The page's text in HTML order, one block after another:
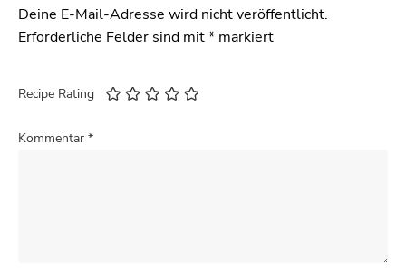
Deine E-Mail-Adresse wird nicht veröffentlicht.
Erforderliche Felder sind mit* markiert
Recipe Rating
Kommentar *